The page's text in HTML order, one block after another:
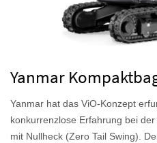
Yanmar
Yanmar hat das ViO-Konzept
konkurrenzlose Erfahrung bei
mit Nullheck (Zero Tail Swing).